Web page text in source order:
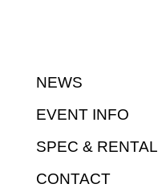
NEWS
EVENT INFO
SPEC & RENTAL
CONTACT